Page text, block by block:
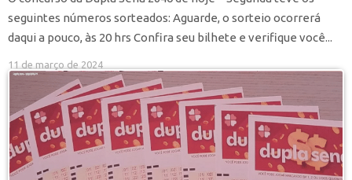
seguintes números sorteados: Aguarde, o sorteio ocorrerá
daqui a pouco, às 20 hrs Confira seu bilhete e verifique você...
11 de março de 2024